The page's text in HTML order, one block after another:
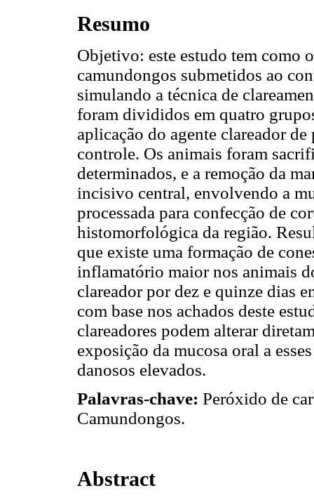
Resumo
Objetivo: este estudo tem como
camundongos submetidos ao
simulando a técnica de
foram divididos em quatro
aplicação do agente clareador
controle. Os animais foram
determinados, e a remoção da
incisivo central, envolvendo a
processada para confecção de
histomorfológica da região.
que existe uma formação de
inflamatório maior nos animais
clareador por dez e quinze dias
com base nos achados deste
clareadores podem alterar
exposição da mucosa oral a
danosos elevados.
Palavras-chave: Peróxido de
Camundongos.
Abstract